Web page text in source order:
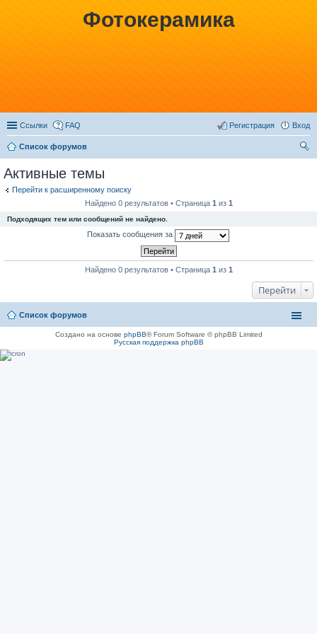
Фотокерамика
Ссылки FAQ Вход
Регистрация
Список форумов
Активные темы
Перейти к расширенному поиску
Найдено 0 результатов • Страница 1 из 1
Подходящих тем или сообщений не найдено.
Показать сообщения за
Найдено 0 результатов • Страница 1 из 1
Перейти
Список форумов
Создано на основе phpBB® Forum Software © phpBB Limited
Русская поддержка phpBB